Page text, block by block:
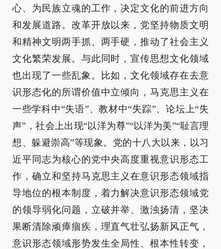
心、为民族立魂的工作，决定文化的前进方向
和发展道路。改革开放以来，党坚持物质文明
和精神文明两手抓、两手硬，推动了社会主义
文化繁荣发展。与此同时，宣传思想文化领域
也出现了一些乱象。比如，文化领域存在去意
识形态化的所谓价值中立倾向，马克思主义在
一些学科中“失语”、教材中“失踪”、论坛上“失
声”，社会上出现“以洋为尊”“以洋为美”“耻言理
想、躲避崇高”等现象。党的十八大以来，以习
近平同志为核心的党中央高度重视意识形态工
作，确立和坚持马克思主义在意识形态领域指
导地位的根本制度，着力解决意识形态领域党
的领导弱化问题，立破并举、激浊扬清，坚决
果断清除顽瘴痼疾，理直气壮弘扬新风正气，
意识形态领域形势发生全局性、根本性转变，